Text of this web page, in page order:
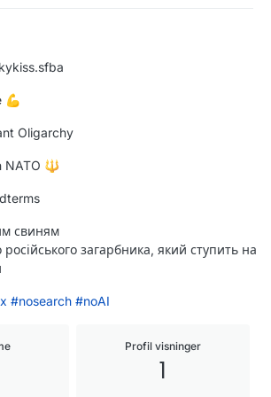
💪
Oligarchy
NATO 🔱
свиням
загарбника, який ступить на
#nosearch #noAI
Profil visninger
1